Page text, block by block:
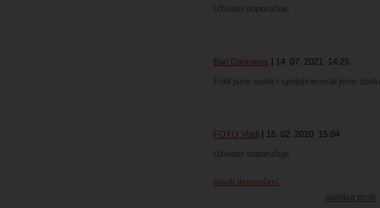
Uživatel doporučuje
Bari Darkness 14. 07. 2021 14:25
Fotili jsme spolu / spolupracovali jsme spolu
FOTO Vladi 15. 02. 2020 15:04
Uživatel doporučuje
Starší doporučení
nahlásit profil